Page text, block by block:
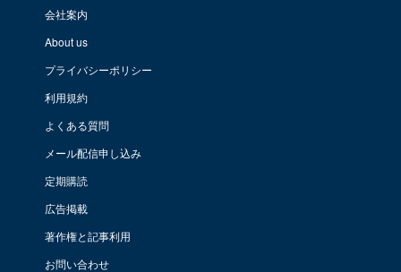
会社案内
About us
プライバシーポリシー
利用規約
よくある質問
メール配信申し込み
定期購読
広告掲載
著作権と記事利用
お問い合わせ